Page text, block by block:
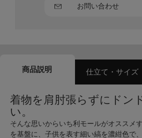
お問い合わせ
商品説明 仕立て・サイズ
着物を肩肘張らずにドン
い。
そんな思いからいち利モールがオススメ
を基盤に、子供を表す細い縞を濃紺色で